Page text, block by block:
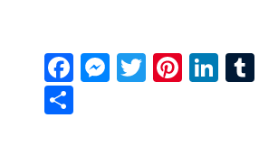
F
a
c
M T Pi Li
S